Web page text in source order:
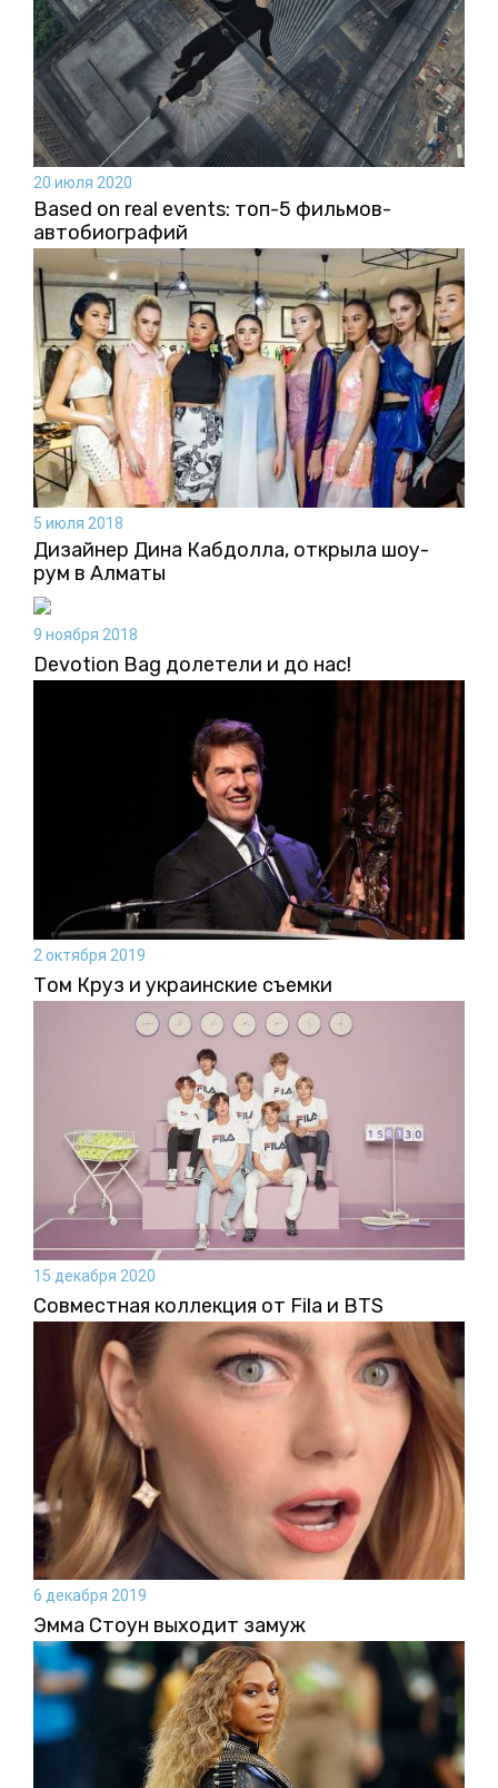
20 июля 2020
Based on real events: топ-5 фильмов-
автобиографий
5 июля 2018
Дизайнер Дина Кабдолла, открыла шоу-
рум в Алматы
9 ноября 2018
Devotion Bag долетели и до нас!
2 октября 2019
Том Круз и украинские съемки
15 декабря 2020
Совместная коллекция от Fila и BTS
6 декабря 2019
Эмма Стоун выходит замуж